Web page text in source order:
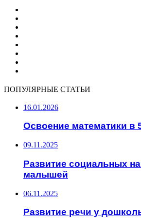
ПОПУЛЯРНЫЕ СТАТЬИ
16.01.2026
Освоение математики в
09.11.2025
Развитие социальных
малышей
06.11.2025
Развитие речи у